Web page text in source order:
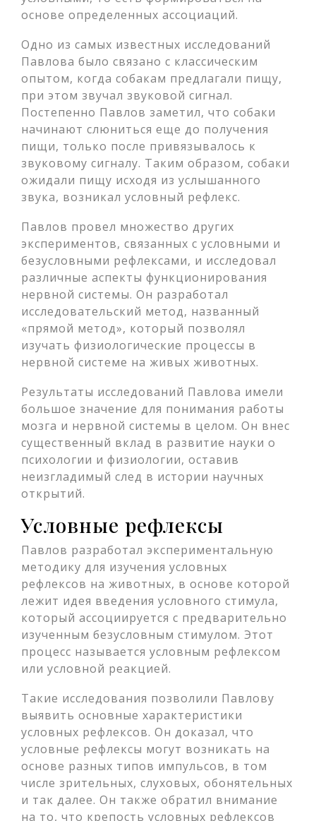
основе определенных ассоциаций.
Одно из самых известных исследований
Павлова было связано с классическим
опытом, когда собакам предлагали пищу,
при этом звучал звуковой сигнал.
Постепенно Павлов заметил, что собаки
начинают слюниться еще до получения
пищи, только после привязывалось к
звуковому сигналу. Таким образом, собаки
ожидали пищу исходя из услышанного
звука, возникал условный рефлекс.
Павлов провел множество других
экспериментов, связанных с условными и
безусловными рефлексами, и исследовал
различные аспекты функционирования
нервной системы. Он разработал
исследовательский метод, названный
«прямой метод», который позволял
изучать физиологические процессы в
нервной системе на живых животных.
Результаты исследований Павлова имели
большое значение для понимания работы
мозга и нервной системы в целом. Он внес
существенный вклад в развитие науки о
психологии и физиологии, оставив
неизгладимый след в истории научных
открытий.
Условные рефлексы
Павлов разработал экспериментальную
методику для изучения условных
рефлексов на животных, в основе которой
лежит идея введения условного стимула,
который ассоциируется с предварительно
изученным безусловным стимулом. Этот
процесс называется условным рефлексом
или условной реакцией.
Такие исследования позволили Павлову
выявить основные характеристики
условных рефлексов. Он доказал, что
условные рефлексы могут возникать на
основе разных типов импульсов, в том
числе зрительных, слуховых, обонятельных
и так далее. Он также обратил внимание
на то, что крепость условных рефлексов